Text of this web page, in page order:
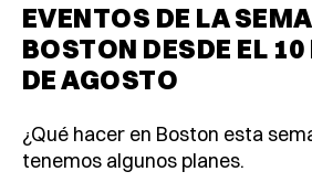
EVENTOS DE LA
BOSTON DESDE EL
DE AGOSTO
¿Qué hacer en Boston esta
tenemos algunos planes.